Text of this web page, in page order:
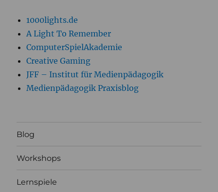
1000lights.de
A Light To Remember
ComputerSpielAkademie
Creative Gaming
JFF – Institut für Medienpädagogik
Medienpädagogik Praxisblog
Blog
Workshops
Lernspiele